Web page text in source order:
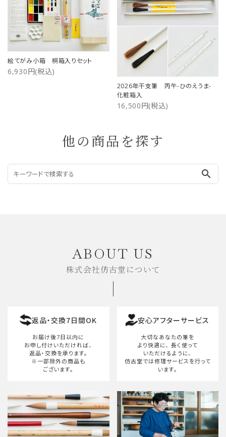
絵てがみ小箱 桐箱入りセット
6,930円(税込)
2026年干支筆 丙午-ひのえうま-
化粧箱入
16,500円(税込)
他の商品を探す
search
ABOUT US
株式会社仿古堂について
返品・交換7日間OK
お届け後7日以内に
お申し付けいただければ、
返品・交換を承ります。
※一部除外の商品も
ございます。
安心アフターサービス
大切なあなたの筆を
より快適に、 長く使って
いただけるように、
仿古堂では修理サービスを行って
います。